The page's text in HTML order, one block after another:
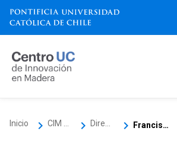
Inicio keyboard_arrow_right keyboard_arrow_right keyboard_arrow_right Francisca Lorenzini